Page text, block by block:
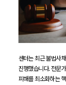
센터는 최근 불법사
진행했습니다. 전문
피해를 최소화하는